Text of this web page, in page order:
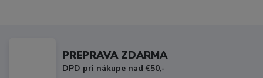
PREPRAVA ZDARMA
DPD pri nákupe nad €50,-